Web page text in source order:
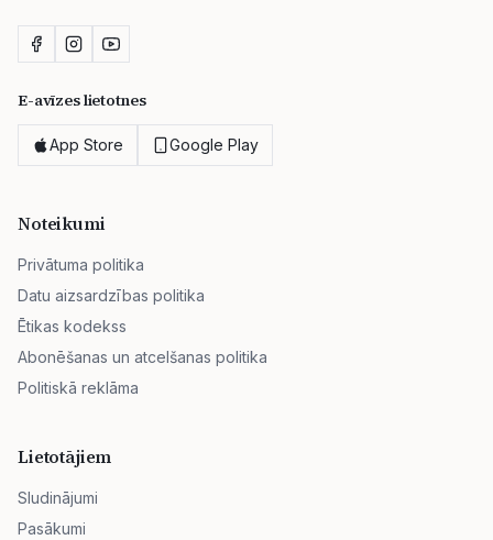
E-avīzes lietotnes
App Store Google Play
Noteikumi
Privātuma politika
Datu aizsardzības politika
Ētikas kodekss
Abonēšanas un atcelšanas politika
Politiskā reklāma
Lietotājiem
Sludinājumi
Pasākumi